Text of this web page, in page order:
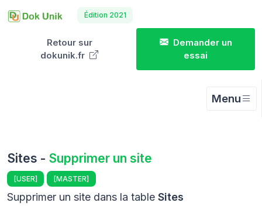
Édition 2021
Retour sur
dokunik.fr
Demander un
essai
Menu
Sites - Supprimer un site
[USER] [MASTER]
Supprimer un site dans la table Sites